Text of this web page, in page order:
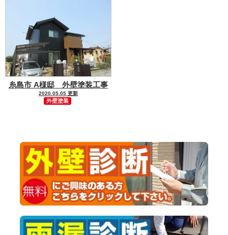
糸島市 A様邸 外壁塗装工事
2020.05.05 更新
外壁塗装